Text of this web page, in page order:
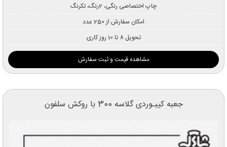
چاپ اختصاصی رنگی، 2رنگ، تکرنگ
امکان سفارش از 250 عدد
تحویل 8 تا 10 روز کاری
مشاهده قیمت و ثبت سفارش
جعبه کیبـوردی گلاسه 300 با روکش سلفون